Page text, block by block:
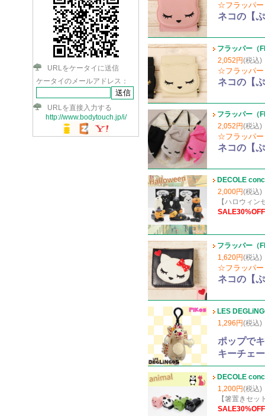
URLをケータイに送信
ケータイのメールアドレス：
URLを直接入力する
http://www.bodytouch.jp/i/
☆フラッパ
ネコの【
フラッパー（
2,052円(税込)
☆フラッパ
ネコの【
フラッパー（
2,052円(税込)
☆フラッパ
ネコの【
DECOLE
2,000円(税込)
【ハロウィン
SALE30%OFF
フラッパー（
1,620円(税込)
☆フラッパ
ネコの【
LES
1,296円(税込)
ポップで
キーチェ
DECOLE
1,200円(税込)
【箸置きセッ
SALE30%OFF